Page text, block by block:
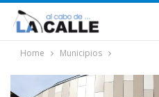
Home Municipios